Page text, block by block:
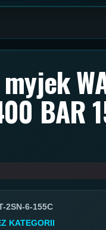
BAR
2SN-6-155C
KATEGORII